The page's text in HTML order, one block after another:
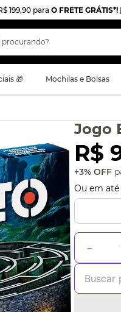
199,90 para O FRETE GRÁTIS*!
🎁 Mochilas e Bolsas
Jogo
R$
+3% OFF
Ou em até
－